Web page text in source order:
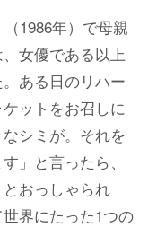
1986年）で母親
女優である以上
ある日のリハー
ットをお召しに
シミが。それを
」と言ったら、
とおっしゃられ
界にたった1つの